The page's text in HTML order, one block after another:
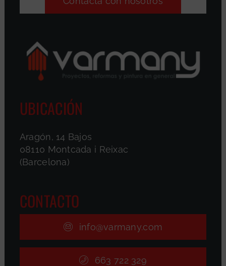
UBICACIÓN
Aragón, 14 Bajos
08110 Montcada i Reixac
(Barcelona)
CONTACTO
info@varmany.com
663 722 329